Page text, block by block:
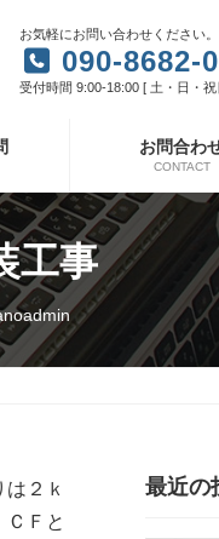
お気軽にお問い合わせください。
090-8682-
受付時間 9:00-18:00 [ 土・日・
お問合わ
CONTACT
工事
２ｋ
Ｆと
最近の